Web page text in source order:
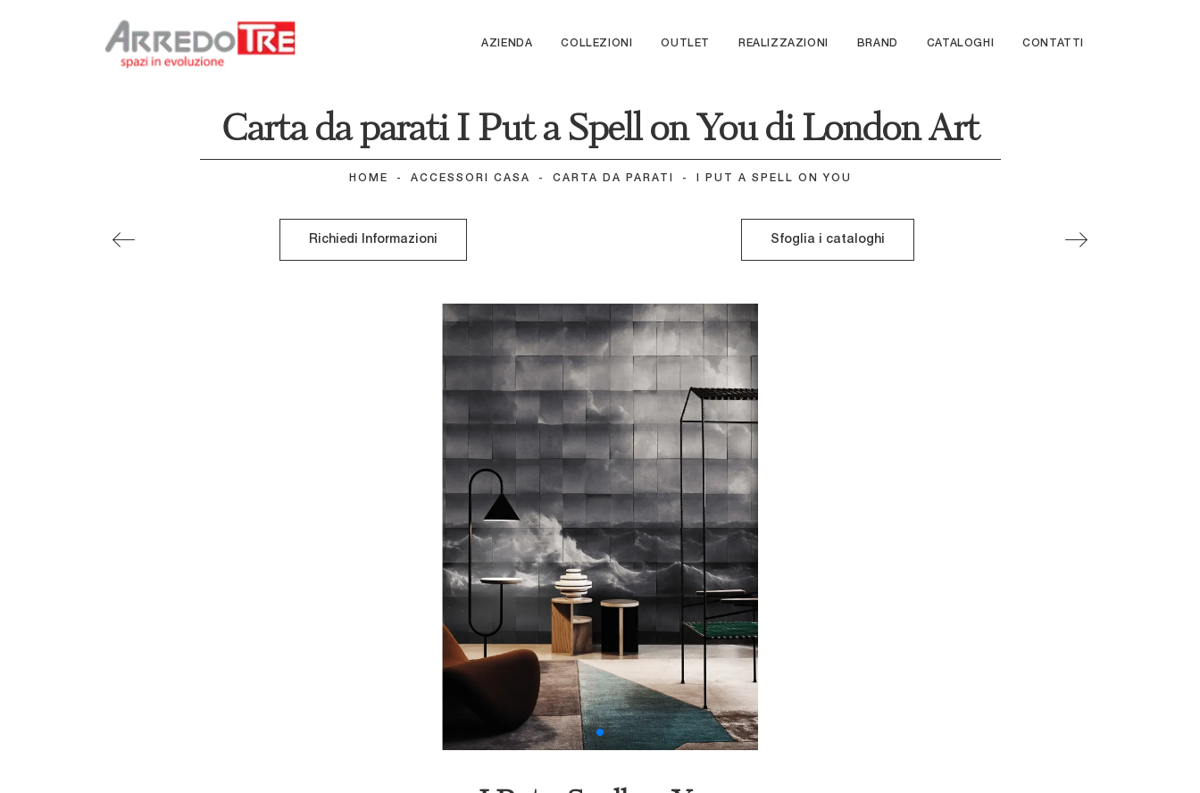
AZIENDA COLLEZIONI OUTLET REALIZZAZIONI BRAND CATALOGHI CONTATTI
Carta da parati I Put a Spell on You di London Art
HOME - ACCESSORI CASA - CARTA DA PARATI - I PUT A SPELL ON YOU
Richiedi Informazioni Sfoglia i cataloghi